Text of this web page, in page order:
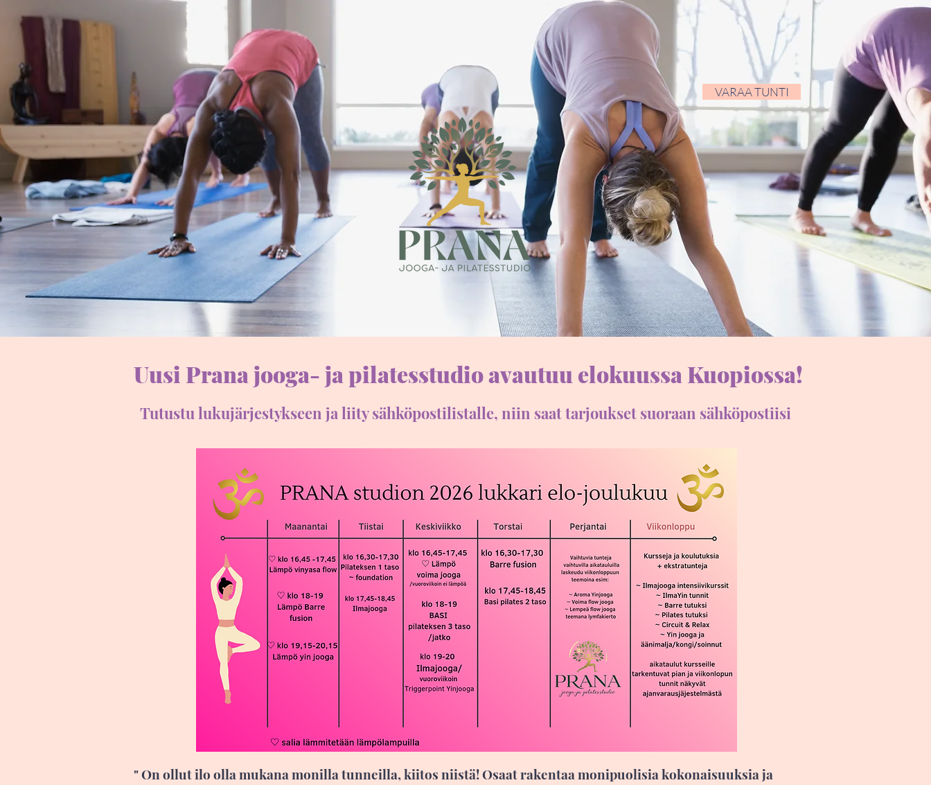
Uusi Prana jooga- ja pilatesstudio avautuu elokuussa Kuopiossa!
Tutustu lukujärjestykseen ja liity sähköpostilistalle, niin saat tarjoukset suoraan sähköpostiisi
" On ollut ilo olla mukana monilla tunneilla, kiitos niistä! Osaat rakentaa monipuolisia kokonaisuuksia ja
VARAA TUNTI